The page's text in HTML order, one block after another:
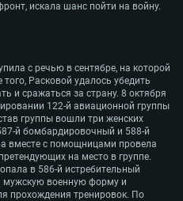
искала шанс пойти на войну.
с речью в сентябре, на которой
Расковой удалось убедить
и сражаться за страну. 8 октября
122-й авиационной группы
группы вошли три женских
й бомбардировочный и 588-й
вместе с помощницами провела
на место в группе.
в 586-й истребительный
мужскую военную форму и
прохождения тренировок. По